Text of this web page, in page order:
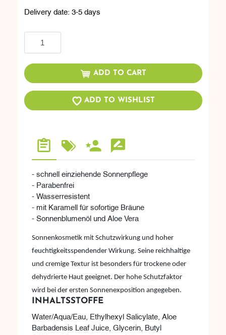
Delivery date: 3-5 days
ADD TO CART
ADD TO WISHLIST
- schnell einziehende Sonnenpflege
- Parabenfrei
- Wasserresistent
- mit Karamell für sofortige Bräune
- Sonnenblumenöl und Aloe Vera
Sonnenkosmetik mit Schutzwirkung und hoher
feuchtigkeitsspendender Wirkung. Seine reichhaltige
und cremige Textur ist besonders für trockene oder
dehydrierte Haut geeignet. Der hohe Schutzfaktor
wird bei der ersten Sonnenexposition angegeben.
INHALTSSTOFFE
Water/Aqua/Eau, Ethylhexyl Salicylate, Aloe
Barbadensis Leaf Juice, Glycerin, Butyl